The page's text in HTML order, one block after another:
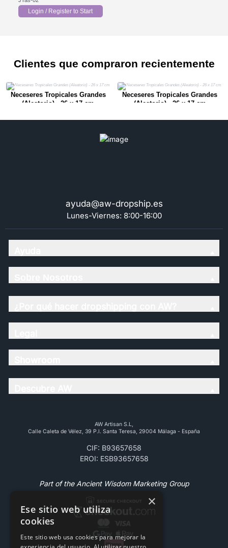
Login / Register to Start
Clientes que compraron recientemente
Neceseres Tropicales Grandes
(Aleatorio) - 26 x 17 cm
Neceseres Tropicales Grandes
(Aleatorio) - 26 x 17 cm
ayuda@aw-dropship.es
Lunes-Viernes: 8:00-16:00
AW Artisan S.L,
Calle Caleta de Vélez, 39 P.l. Santa Teresa, 29004 Málaga - España
CIF: B93657658
EROI: ESB93657658
Part of the Ancient Wisdom Marketing Group
×
Ese sitio web utiliza
cookies
Este sitio web usa cookies para mejorar la